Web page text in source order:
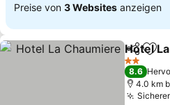
Preise von 3 Websites anzeigen
TeilenZu
Hotel
2 Sterne
8.6
4.0 km